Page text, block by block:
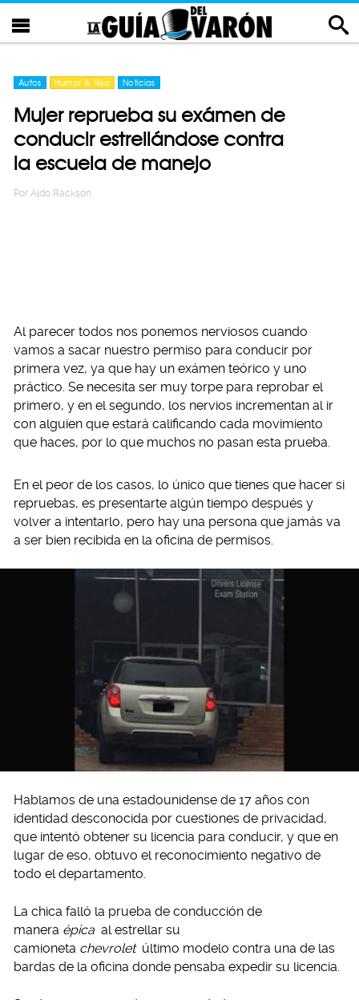
Autos Humor & Risa Noticias
Mujer reprueba su exámen de
conducir estrellándose contra
la escuela de manejo
Por Aldo Rackson
Al parecer todos nos ponemos nerviosos cuando
vamos a sacar nuestro permiso para conducir por
primera vez, ya que hay un exámen teórico y uno
práctico. Se necesita ser muy torpe para reprobar el
primero, y en el segundo, los nervios incrementan al ir
con alguien que estará calificando cada movimiento
que haces, por lo que muchos no pasan esta prueba.
En el peor de los casos, lo único que tienes que hacer si
repruebas, es presentarte algún tiempo después y
volver a intentarlo, pero hay una persona que jamás va
a ser bien recibida en la oficina de permisos.
Hablamos de una estadounidense de 17 años con
identidad desconocida por cuestiones de privacidad,
que intentó obtener su licencia para conducir, y que en
lugar de eso, obtuvo el reconocimiento negativo de
todo el departamento.
La chica falló la prueba de conducción de
manera épica al estrellar su
camioneta chevrolet último modelo contra una de las
bardas de la oficina donde pensaba expedir su licencia.